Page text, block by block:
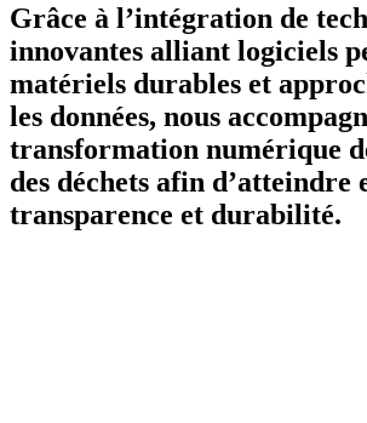
Grâce à l’intégration de
innovantes alliant logiciels
matériels durables et
les données, nous
transformation numérique
des déchets afin d’atteindre
transparence et durabilité.